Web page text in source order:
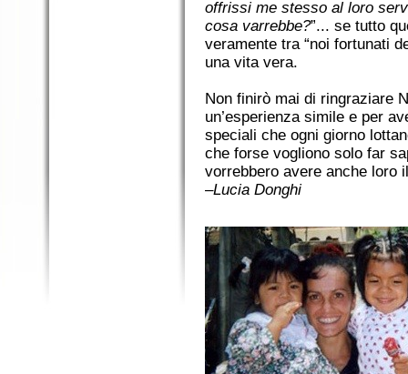
offrissi me stesso al loro
cosa varrebbe?”... se tutto
veramente tra “noi fortunati
una vita vera.
Non finirò mai di ringraziare
un’esperienza simile e per
speciali che ogni giorno
che forse vogliono solo far
vorrebbero avere anche loro
–Lucia Donghi